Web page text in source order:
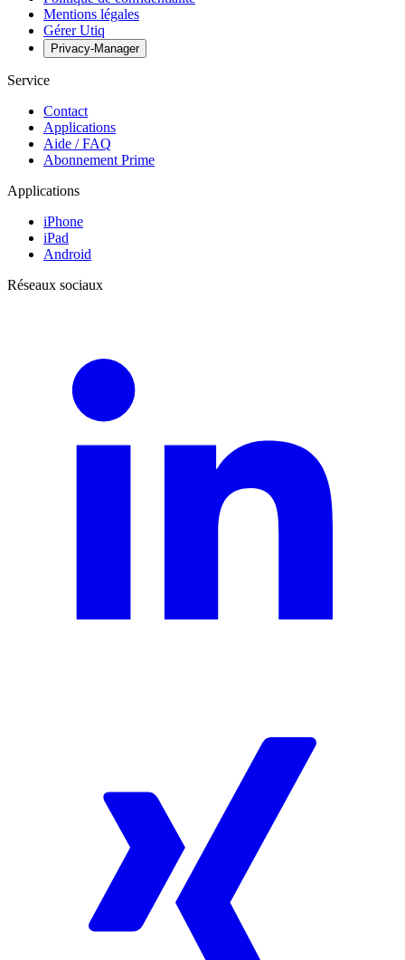
Mentions légales
Gérer Utiq
Privacy-Manager
Service
Contact
Applications
Aide / FAQ
Abonnement Prime
Applications
iPhone
iPad
Android
Réseaux sociaux